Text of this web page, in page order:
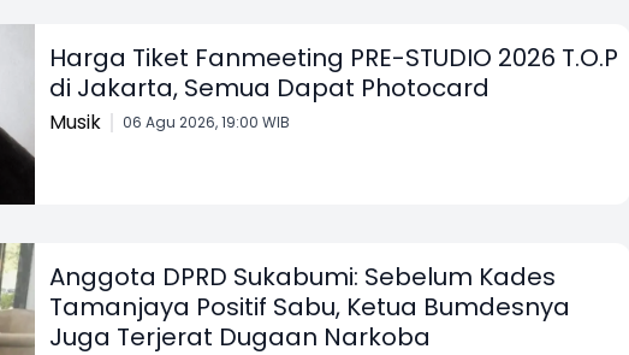
Harga Tiket Fanmeeting PRE-STUDIO 2026 T.O.P
di Jakarta, Semua Dapat Photocard
Musik 06 Agu 2026, 19:00 WIB
Anggota DPRD Sukabumi: Sebelum Kades
Tamanjaya Positif Sabu, Ketua Bumdesnya
Juga Terjerat Dugaan Narkoba